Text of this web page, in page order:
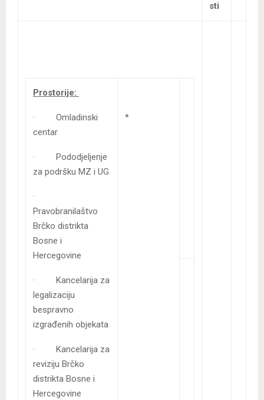
sti
Prostorije:
· Omladinski
centar
· Pododjeljenje
za podršku MZ i UG
·
Pravobranilaštvo
Brčko distrikta
Bosne i
Hercegovine
· Kancelarija za
legalizaciju
bespravno
izgrađenih objekata
· Kancelarija za
reviziju Brčko
distrikta Bosne i
Hercegovine
*